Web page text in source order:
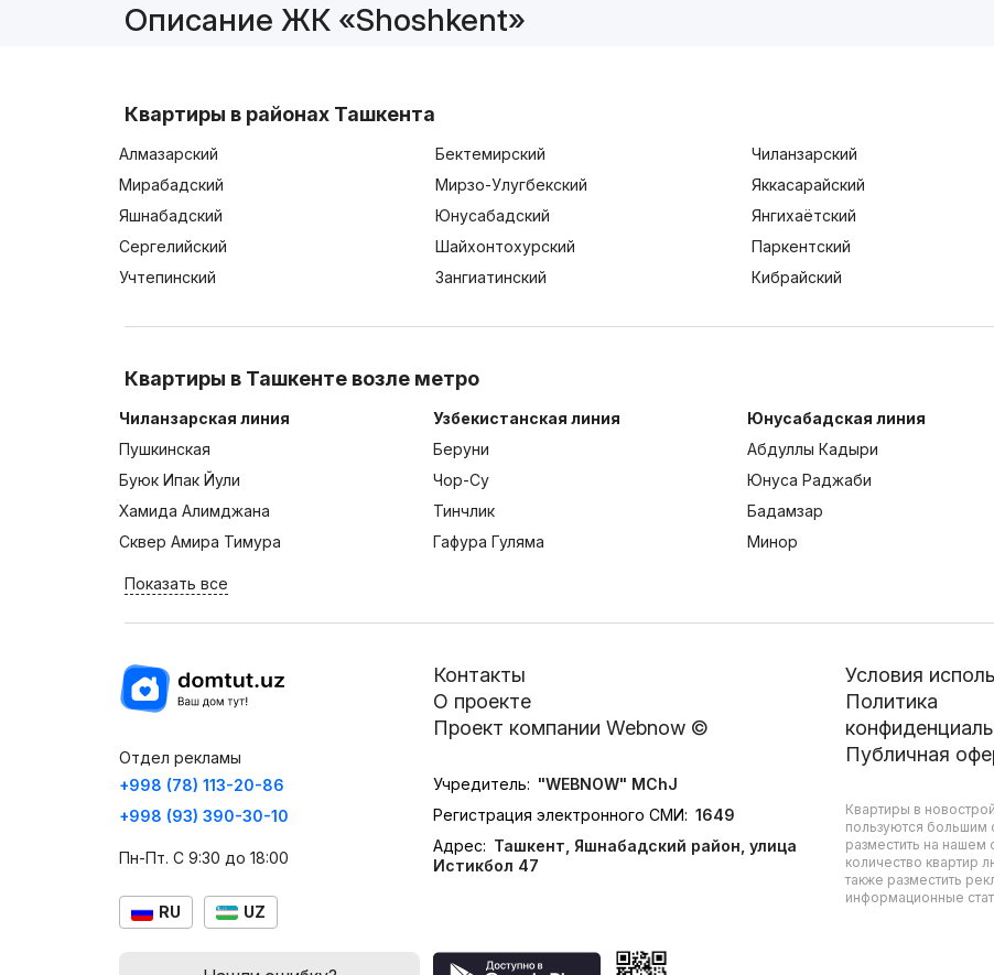
Описание ЖК «Shoshkent»
Квартиры в районах Ташкента
Алмазарский Бектемирский
Чиланзарский
Мирабадский
Мирзо-Улугбекский
Яккасарайский
Яшнабадский
Юнусабадский
Янгихаётский
Сергелийский
Шайхонтохурский
Паркентский
Учтепинский
Зангиатинский Кибрайский
Квартиры в Ташкенте возле метро
Чиланзарская линия
Пушкинская
Буюк Ипак Йули
Хамида Алимджана
Сквер Амира Тимура
Узбекистанская линия
Беруни
Чор-Су
Тинчлик
Гафура Гуляма
Юнусабадская линия
Абдуллы Кадыри
Юнуса Раджаби
Бадамзар
Минор
Показать все
Отдел рекламы
+998 (78) 113-20-86
+998 (93) 390-30-10
Пн-Пт. С 9:30 до 18:00
RU UZ
Контакты
О проекте
Проект компании Webnow ©
Учредитель: "WEBNOW" MChJ
Регистрация электронного СМИ: 1649
Адрес: Ташкент, Яшнабадский район, улица
Истикбол 47
Условия
Политика
Публичная
Квартиры в
пользуются
разместить на нашем
количество квартир
также разместить
информационные